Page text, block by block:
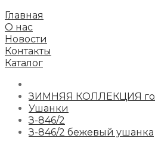
Главная
О нас
Новости
Контакты
Каталог
ЗИМНЯЯ КОЛЛЕКЦИЯ
Ушанки
З-846/2
З-846/2 бежевый ушанка